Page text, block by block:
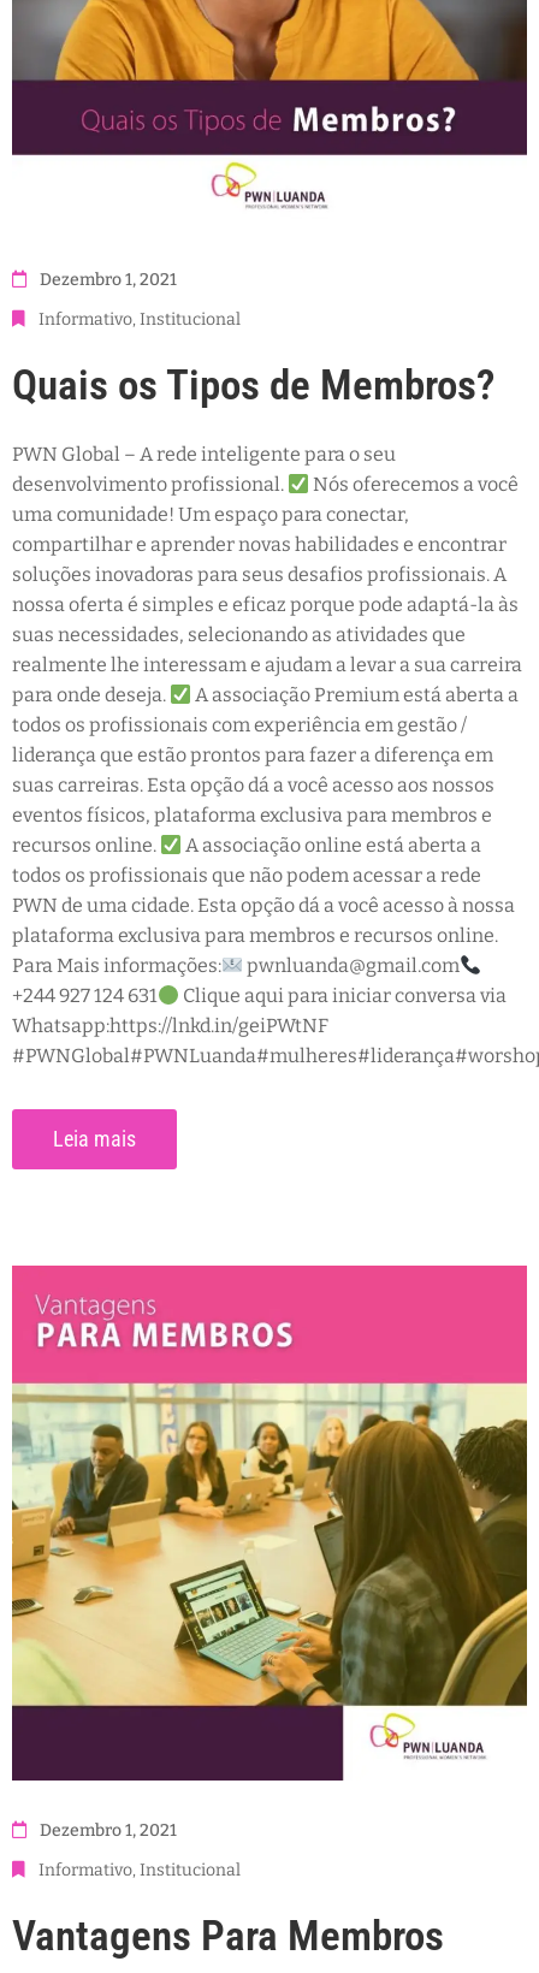
Dezembro 1, 2021
Informativo‚Institucional
Quais os Tipos de Membros?
PWN Global – A rede inteligente para o seu
desenvolvimento profissional.
Nós oferecemos a você
uma comunidade! Um espaço para conectar,
compartilhar e aprender novas habilidades e encontrar
soluções inovadoras para seus desafios profissionais. A
nossa oferta é simples e eficaz porque pode adaptá-la às
suas necessidades, selecionando as atividades que
realmente lhe interessam e ajudam a levar a sua carreira
para onde deseja.
A associação Premium está aberta a
todos os profissionais com experiência em gestão /
liderança que estão prontos para fazer a diferença em
suas carreiras. Esta opção dá a você acesso aos nossos
eventos físicos, plataforma exclusiva para membros e
recursos online.
A associação online está aberta a
todos os profissionais que não podem acessar a rede
PWN de uma cidade. Esta opção dá a você acesso à nossa
plataforma exclusiva para membros e recursos online.
Para Mais informações:
pwnluanda@gmail.com
+244 927 124 631
Clique aqui para iniciar conversa via
Whatsapp:https://lnkd.in/geiPWtNF
Leia mais
Dezembro 1, 2021
Informativo‚Institucional
Vantagens Para Membros